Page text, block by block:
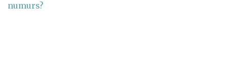
numurs?